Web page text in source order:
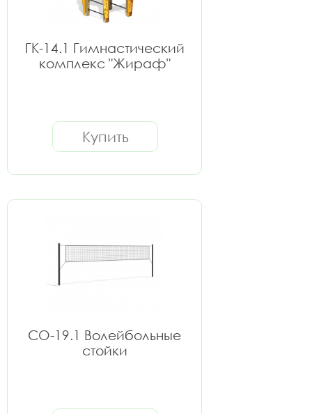
ГК-14.1 Гимнастический
комплекс "Жираф"
Купить
СО-19.1 Волейбольные
стойки